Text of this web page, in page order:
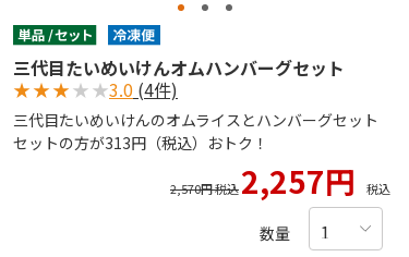
三代目たいめいけんオムハンバーグセット
★★★★★3.0 (4件)
三代目たいめいけんのオムライスとハンバーグセット
セットの方が313円（税込）おトク！
2,570円 税込2,257円 税込
数量